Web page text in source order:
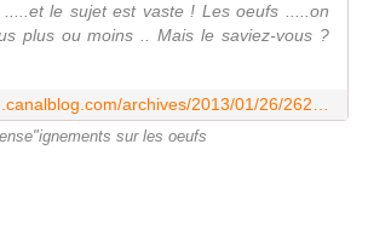
le sujet est vaste ! Les oeufs .....on
plus ou moins .. Mais le saviez-vous ?
sur les oeufs